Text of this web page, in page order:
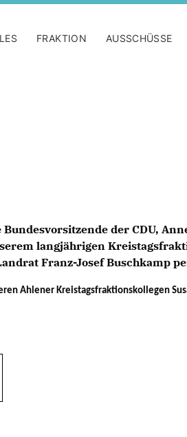
FRAKTION AUSSCHÜSSE
der CDU,
langjährigen
Franz-Josef Buschkamp
Ahlener Kreistagsfraktionskollegen